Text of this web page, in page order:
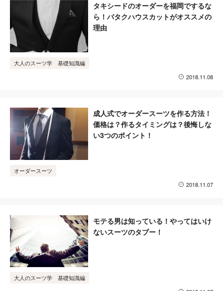
タキシードのオーダーを福岡でするな
ら！バタクハウスカットがオススメの
理由
大人のスーツ学 基礎知識編
2018.11.08
成人式でオーダースーツを作る方法！
価格は？作るタイミングは？後悔しな
い3つのポイント！
オーダースーツ
2018.11.07
モテる男は知っている！やってはいけ
ないスーツのタブー！
大人のスーツ学 基礎知識編